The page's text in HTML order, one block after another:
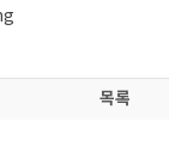
목록